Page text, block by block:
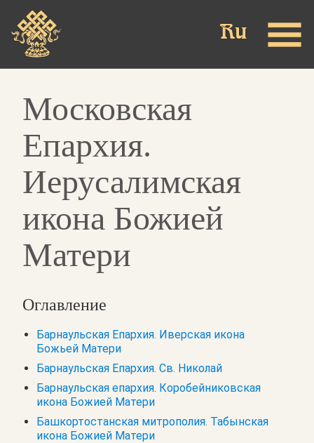
main
content
Московская
Епархия.
Иерусалимская
икона Божией
Матери
Оглавление
Барнаульская Епархия. Иверская икона
Божьей Матери
Барнаульская Епархия. Св. Николай
Барнаульская епархия. Коробейниковская
икона Божией Матери
Башкортостанская митрополия. Табынская
икона Божией Матери